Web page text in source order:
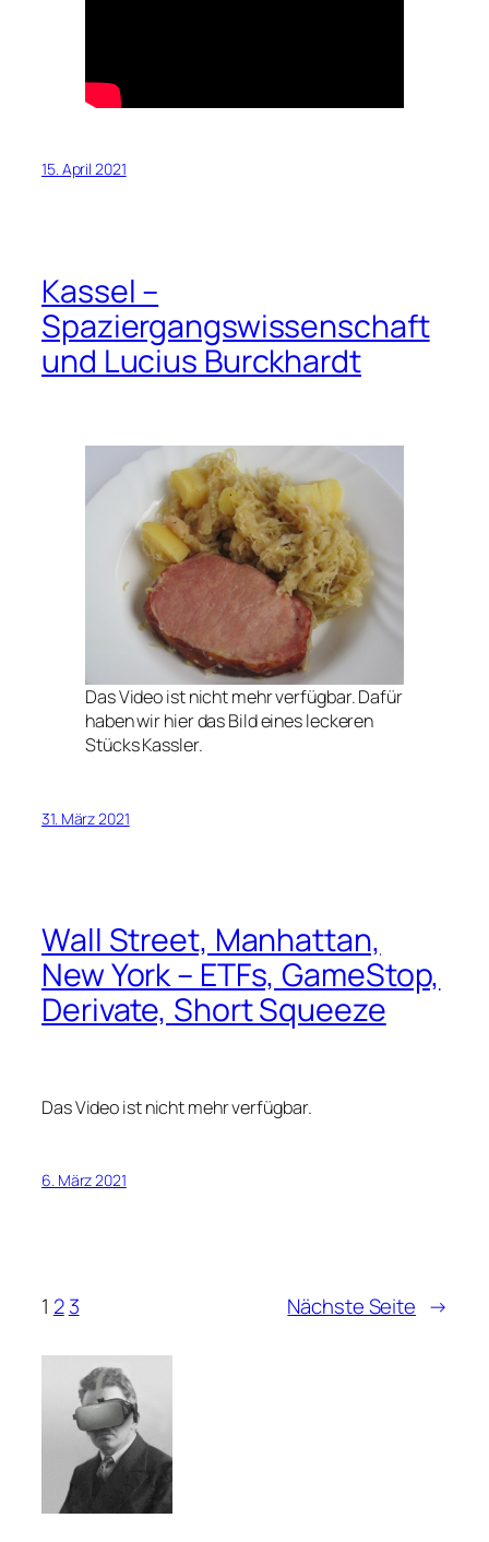
15. April 2021
Kassel –
Spaziergangswissenschaft
und Lucius Burckhardt
Das Video ist nicht mehr verfügbar. Dafür
haben wir hier das Bild eines leckeren
Stücks Kassler.
31. März 2021
Wall Street, Manhattan,
New York – ETFs, GameStop,
Derivate, Short Squeeze
Das Video ist nicht mehr verfügbar.
6. März 2021
1 2 3 Nächste Seite →